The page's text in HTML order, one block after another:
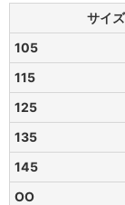
サイズ
105
115
125
135
145
OO